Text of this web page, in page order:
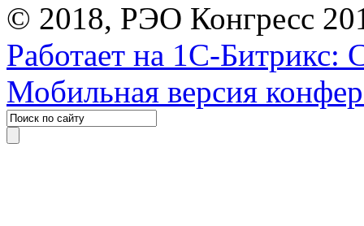
© 2018, РЭО Конгресс
Работает на 1С-Битрикс:
Мобильная версия